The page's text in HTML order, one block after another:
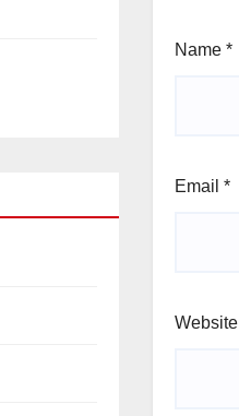
Name *
Email *
Website